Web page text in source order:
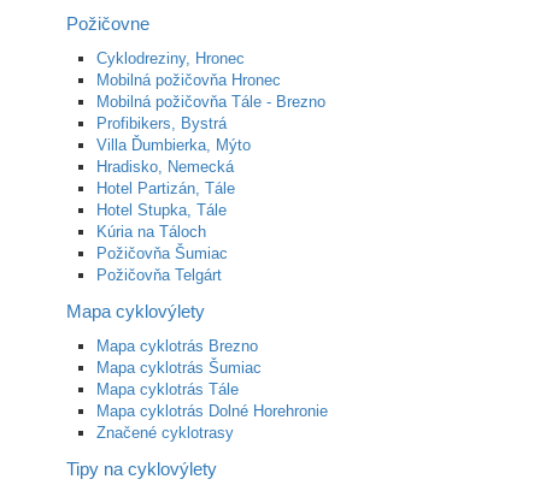
Požičovne
Cyklodreziny, Hronec
Mobilná požičovňa Hronec
Mobilná požičovňa Tále - Brezno
Profibikers, Bystrá
Villa Ďumbierka, Mýto
Hradisko, Nemecká
Hotel Partizán, Tále
Hotel Stupka, Tále
Kúria na Táloch
Požičovňa Šumiac
Požičovňa Telgárt
Mapa cyklovýlety
Mapa cyklotrás Brezno
Mapa cyklotrás Šumiac
Mapa cyklotrás Tále
Mapa cyklotrás Dolné Horehronie
Značené cyklotrasy
Tipy na cyklovýlety